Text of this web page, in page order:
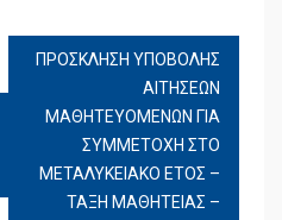
ΠΡΟΣΚΛΗΣΗ ΥΠΟΒΟΛΗΣ
ΑΙΤΗΣΕΩΝ
ΜΑΘΗΤΕΥΟΜΕΝΩΝ ΓΙΑ
ΣΥΜΜΕΤΟΧΗ ΣΤΟ
ΜΕΤΑΛΥΚΕΙΑΚΟ ΕΤΟΣ –
ΤΑΞΗ ΜΑΘΗΤΕΙΑΣ –